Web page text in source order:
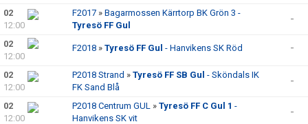
02
12:00
F2017 » Bagarmossen Kärrtorp BK Grön 3 -
Tyresö FF Gul
-
02
12:00
F2018 » Tyresö FF Gul - Hanvikens SK Röd -
02
12:00
P2018 Strand » Tyresö FF SB Gul - Sköndals IK
FK Sand Blå
-
02
12:00
P2018 Centrum GUL » Tyresö FF C Gul 1 -
Hanvikens SK vit
-